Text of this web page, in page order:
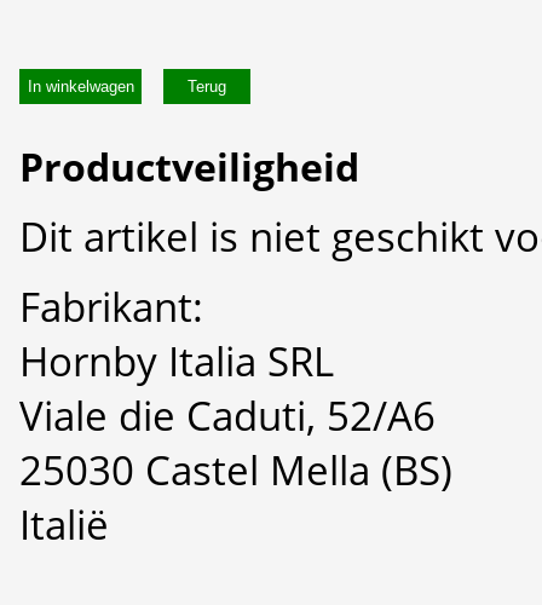
In winkelwagen
Productveiligheid
Dit artikel is niet geschikt
Fabrikant:
Hornby Italia SRL
Viale die Caduti, 52/A6
25030 Castel Mella (BS)
Italië